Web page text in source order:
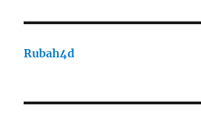
Rubah4d